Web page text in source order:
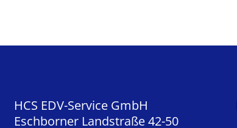
HCS EDV-Service GmbH
Eschborner Landstraße 42-50